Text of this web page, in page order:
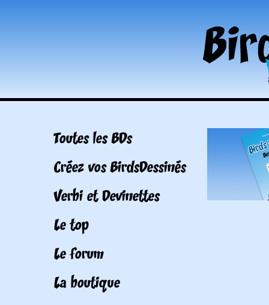
Toutes les BDs
Créez vos BirdsDessinés
Verbi et Devinettes
Le top
Le forum
La boutique